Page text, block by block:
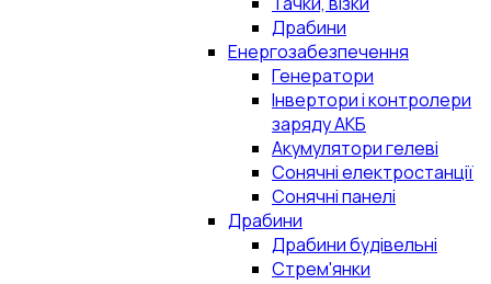
Драбини
Енергозабезпечення
Генератори
Інвертори і контролери
заряду АКБ
Акумулятори гелеві
Сонячні електростанції
Сонячні панелі
Драбини
Драбини будівельні
Стрем'янки